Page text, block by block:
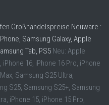
Großhandelspreise Neuware :
Samsung Galaxy, Apple
Tab, PS5 Neu: Apple
iPhone 16, iPhone 16 Pro, iPhone
Samsung S25 Ultra,
S25, Samsung S25+, Samsung
iPhone 15, iPhone 15 Pro,